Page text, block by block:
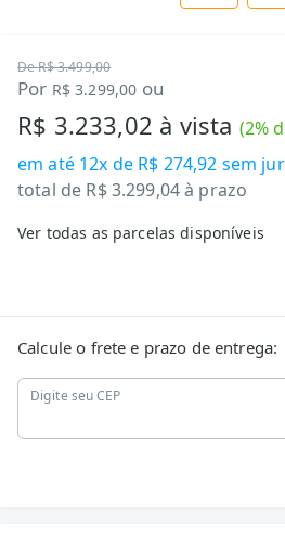
DeR$ 3.499,00
Por R$ 3.299,00 ou
R$ 3.233,02 à vista (2%
em até 12x de R$ 274,92 sem
total de R$ 3.299,04à prazo
Ver todas as parcelas disponíveis
Calcule o frete e prazo de entrega:
Digite seu CEP